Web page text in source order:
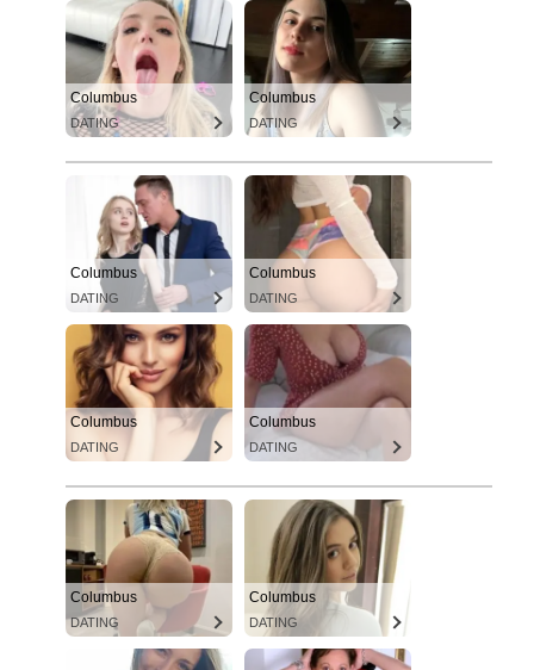
Columbus
DATING
Columbus
DATING
Columbus
DATING
Columbus
DATING
Columbus
DATING
Columbus
DATING
Columbus
DATING
Columbus
DATING